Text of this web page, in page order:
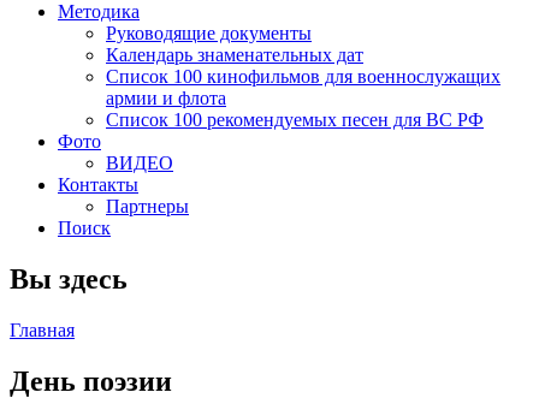
Методика
Руководящие документы
Календарь знаменательных дат
Список 100 кинофильмов для военнослужащих
армии и флота
Список 100 рекомендуемых песен для ВС РФ
Фото
ВИДЕО
Контакты
Партнеры
Поиск
Вы здесь
Главная
День поэзии